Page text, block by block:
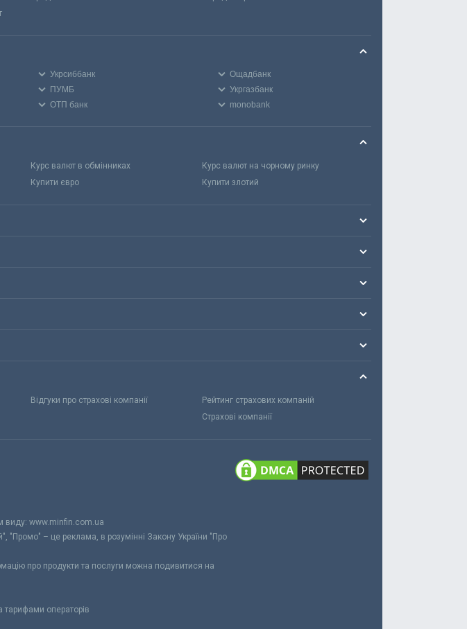
Укрсиббанк
Ощадбанк
ПУМБ
Укргазбанк
ОТП банк monobank
Курс валют в обмінниках
Курс валют на чорному ринку
Купити євро Купити злотий
Відгуки про страхові компанії
Рейтинг страхових компаній
Страхові компанії
виду: www.minfin.com.ua
"Промо" – це реклама, в розумінні Закону України "Про
про продукти та послуги можна подивитися на
тарифами операторів